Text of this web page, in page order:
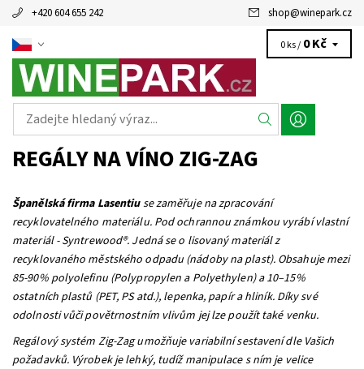
+420 604 655 242 shop@winepark.cz
0 ks / 0 Kč
REGÁLY NA VÍNO ZIG-ZAG
Španělská firma Lasentiuse zaměřuje na zpracování
recyklovatelného materiálu. Pod ochrannou známkou vyrábí vlastní
materiál - Syntrewood®. Jedná se o lisovaný materiál z
recyklovaného městského odpadu (nádoby na plast). Obsahuje mezi
85-90% polyolefinu (Polypropylen a Polyethylen) a 10–15%
ostatních plastů (PET, PS atd.), lepenka, papír a hliník. Díky své
odolnosti vůči povětrnostním vlivům jej lze použít také venku.
Regálový systém Zig-Zag umožňuje variabilní sestavení dle Vašich
požadavků. Výrobek je lehký, tudíž manipulace s ním je velice